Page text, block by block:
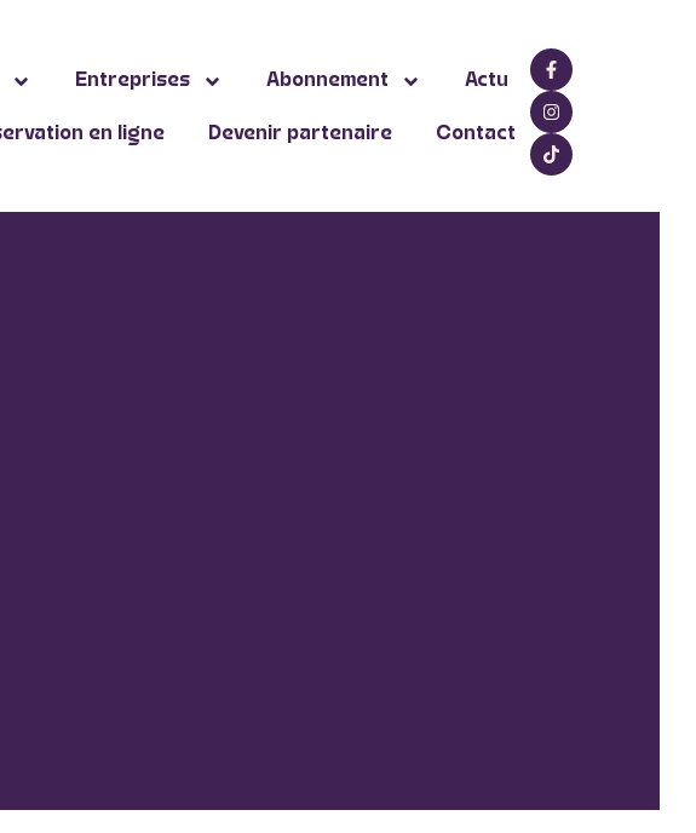
Entreprises Abonnement Actu
en ligne Devenir partenaire Contact